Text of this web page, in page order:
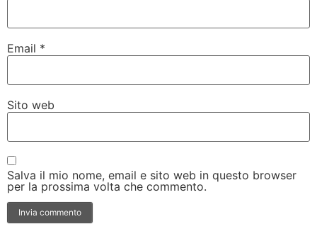
Email *
Sito web
Salva il mio nome, email e sito web in questo browser
per la prossima volta che commento.